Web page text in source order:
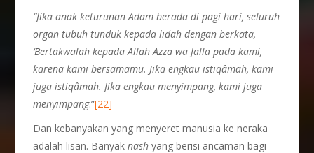
“Jika anak keturunan Adam berada di pagi hari, seluruh
organ tubuh tunduk kepada lidah dengan berkata,
‘Bertakwalah kepada Allah Azza wa Jalla pada kami,
karena kami bersamamu. Jika engkau istiqâmah, kami
juga istiqâmah. Jika engkau menyimpang, kami juga
menyimpang.”[22]
Dan kebanyakan yang menyeret manusia ke neraka
adalah lisan. Banyaknash yang berisi ancaman bagi